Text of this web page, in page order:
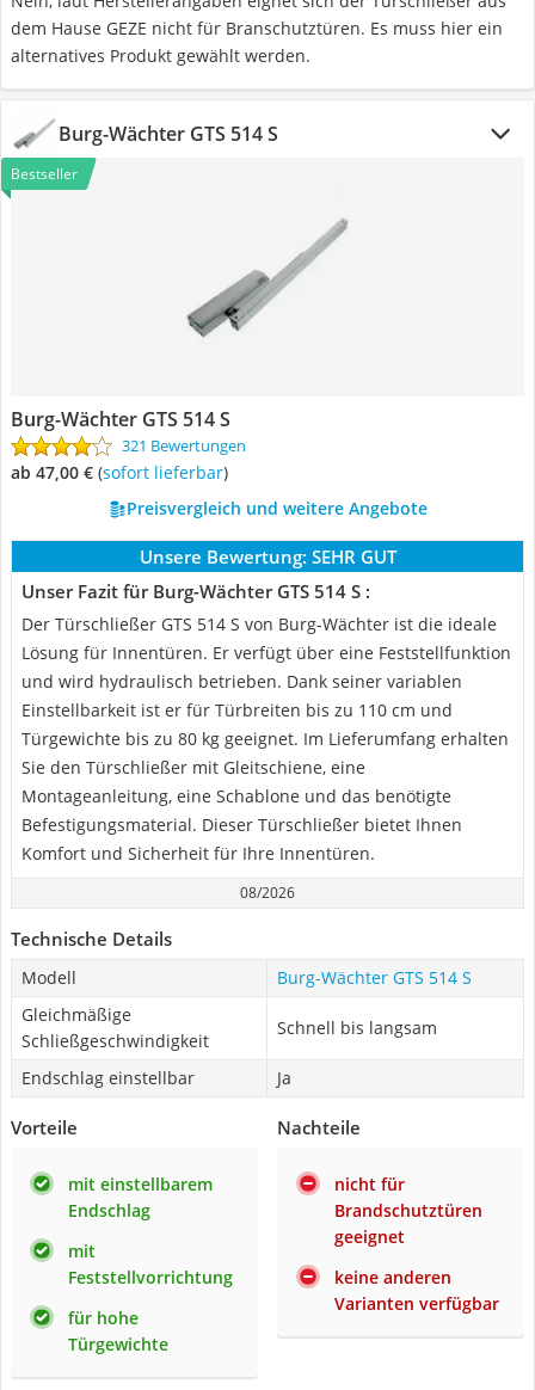
dem Hause GEZE nicht für Branschutztüren. Es muss hier ein
alternatives Produkt gewählt werden.
Burg-Wächter GTS 514 S
Bestseller
Burg-Wächter GTS 514 S
321 Bewertungen
ab 47,00 € ( Sofort lieferbar)
Preisvergleich und weitere Angebote
Unsere Bewertung: SEHR GUT
Unser Fazit für Burg-Wächter GTS 514 S :
Der Türschließer GTS 514 S von Burg-Wächter ist die ideale
Lösung für Innentüren. Er verfügt über eine Feststellfunktion
und wird hydraulisch betrieben. Dank seiner variablen
Einstellbarkeit ist er für Türbreiten bis zu 110 cm und
Türgewichte bis zu 80 kg geeignet. Im Lieferumfang erhalten
Sie den Türschließer mit Gleitschiene, eine
Montageanleitung, eine Schablone und das benötigte
Befestigungsmaterial. Dieser Türschließer bietet Ihnen
Komfort und Sicherheit für Ihre Innentüren.
08/2026
Technische Details
Modell
Burg-Wächter GTS 514 S
Gleichmäßige
Schließgeschwindigkeit
Schnell bis langsam
Endschlag einstellbar Ja
Vorteile
mit einstellbarem
Endschlag
mit
Feststellvorrichtung
für hohe
Türgewichte
Nachteile
nicht für
Brandschutztüren
geeignet
keine anderen
Varianten verfügbar